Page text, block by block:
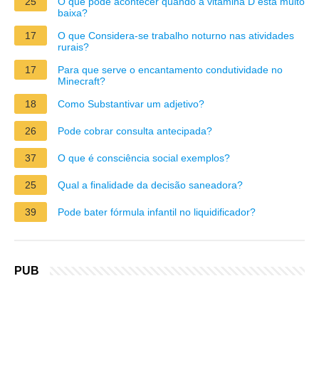
baixa?
17
O que Considera-se trabalho noturno nas atividades
rurais?
17
Para que serve o encantamento condutividade no
Minecraft?
18
Como Substantivar um adjetivo?
26 Pode cobrar consulta antecipada?
37 O que é consciência social exemplos?
25 Qual a finalidade da decisão saneadora?
39 Pode bater fórmula infantil no liquidificador?
PUB